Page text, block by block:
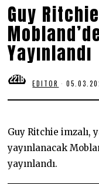
Guy
Yayınlandı
EDITOR
Guy Ritchie imzalı,
yayınlanacak
yayınlandı.